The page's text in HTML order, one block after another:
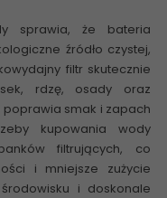
sprawia, że bateria
źródło czystej,
filtr skutecznie
rdzę, osady oraz
smak i zapach
kupowania wody
filtrujących, co
i mniejsze zużycie
i doskonale